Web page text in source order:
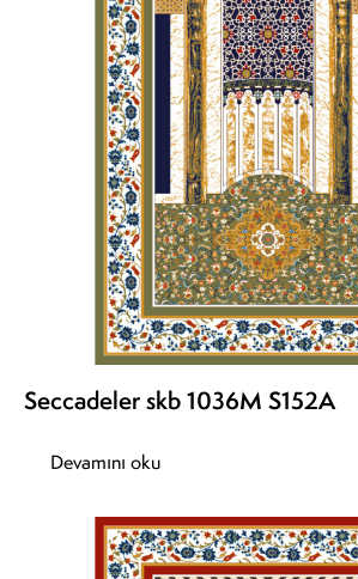
Seccadeler skb 1036M S152A
Devamını oku